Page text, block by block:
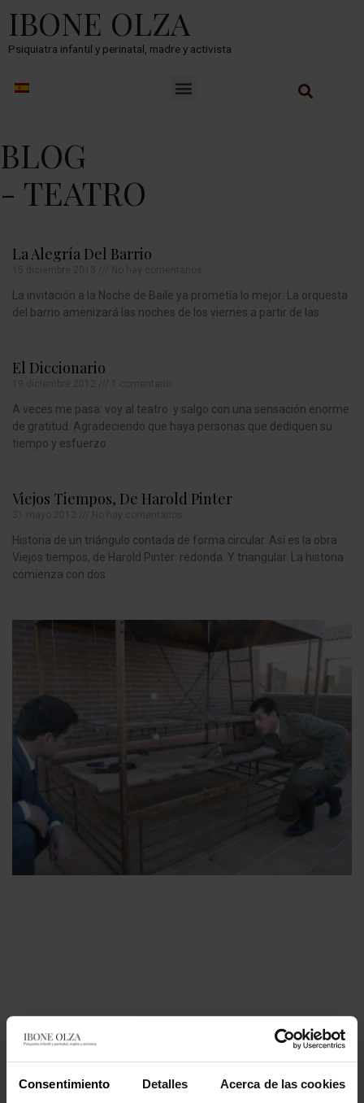
Consentimiento Detalles Acerca de las cookies
IBONE OLZA
Psiquiatra infantil y perinatal, madre y activista
BLOG
- TEATRO
La Alegría Del Barrio
La invitación a la Noche de Baile ya prometía lo mejor: La orquesta
del barrio amenizará las noches de los viernes a partir de las
El Diccionario
A veces me pasa: voy al teatro y salgo con una sensación enorme
de gratitud. Agradeciendo que haya personas que dediquen su
tiempo y esfuerzo
Viejos Tiempos, De Harold Pinter
Historia de un triángulo contada de forma circular. Así es la obra
Viejos tiempos, de Harold Pinter: redonda. Y triangular. La historia
comienza con dos
20 mayo 2012 3 comentarios